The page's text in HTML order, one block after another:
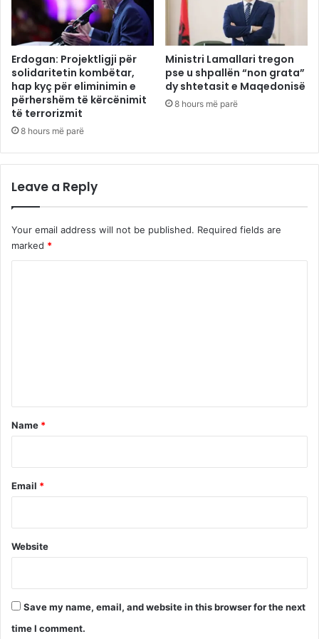
Erdogan: Projektligji për
solidaritetin kombëtar,
hap kyç për eliminimin e
përhershëm të kërcënimit
të terrorizmit
8 hours më parë
Ministri Lamallari tregon
pse u shpallën “non grata”
dy shtetasit e Maqedonisë
8 hours më parë
Leave a Reply
Your email address will not be published. Required fields are
marked *
*
Name *
Email *
Website
Save my name, email, and website in this browser for the next
time I comment.